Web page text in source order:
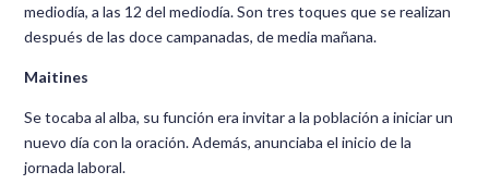
mediodía, a las 12 del mediodía. Son tres toques que se realizan
después de las doce campanadas, de media mañana.
Maitines
Se tocaba al alba, su función era invitar a la población a iniciar un
nuevo día con la oración. Además, anunciaba el inicio de la
jornada laboral.